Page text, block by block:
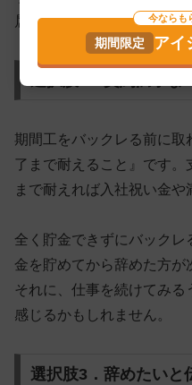
属先や寮を変えてもらえ
期間工をバックレる前に
了まで耐えること』です。
まで耐えれば入社祝い金や
全く貯金できずにバックレ
金を貯めてから辞めた方が
それに、仕事を続けてみる
感じるかもしれません。
選択肢3．辞めたいと
今ならも
アイ